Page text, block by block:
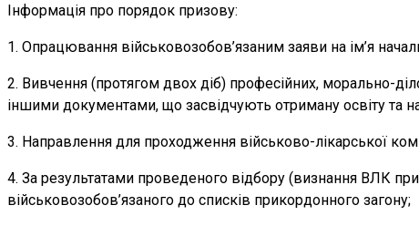
Інформація про порядок призову:
1. Опрацювання військовозобов’язаним заяви на ім’я
2. Вивчення (протягом двох діб) професійних, морально-
іншими документами, що засвідчують отриману освіту та
3. Направлення для проходження військово-лікарської
4. За результатами проведеного відбору (визнання ВЛК
військовозобов’язаного до списків прикордонного загону;